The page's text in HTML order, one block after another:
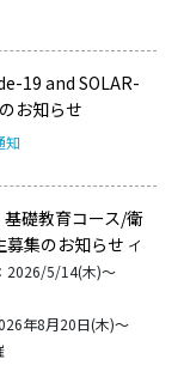
19 and SOLAR-
お知らせ
知
基礎教育コース/衛
募集のお知らせ イ
2026/5/14(木)～
年8月20日(木)～